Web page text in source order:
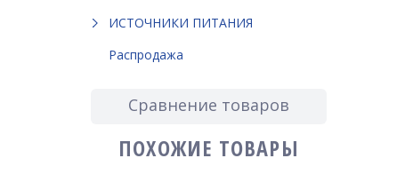
ИСТОЧНИКИ ПИТАНИЯ
Распродажа
Сравнение товаров
ПОХОЖИЕ ТОВАРЫ